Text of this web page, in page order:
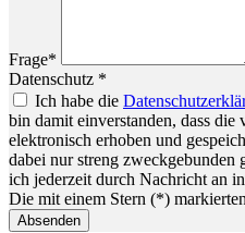
Frage*
Datenschutz *
Ich habe die
bin damit einverstanden, dass die
elektronisch erhoben und
dabei nur streng
ich jederzeit durch Nachricht an
Die mit einem Stern (*)
Absenden